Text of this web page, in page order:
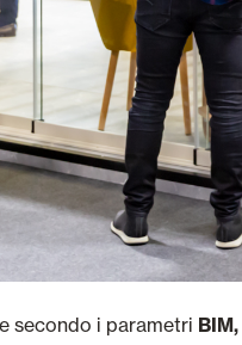
secondo i parametri BIM,